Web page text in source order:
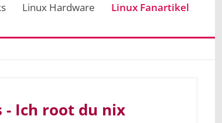
Linux Hardware Linux Fanartikel
- Ich root du nix